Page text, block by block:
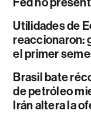
Utilidades de
reaccionaron:
el primer
Brasil bate
de petróleo
Irán altera la